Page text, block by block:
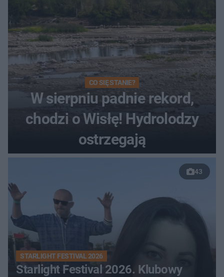
CO SIĘ STANIE?
W sierpniu padnie rekord,
chodzi o Wisłę! Hydrolodzy
ostrzegają
43
STARLIGHT FESTIVAL 2026
Starlight Festival 2026. Klubowy